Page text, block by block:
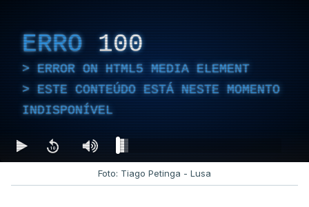
ERRO 100
ERROR ON HTML5 MEDIA ELEMENT
ESTE CONTEÚDO ESTÁ NESTE MOMENTO
INDISPONÍVEL
Foto: Tiago Petinga - Lusa